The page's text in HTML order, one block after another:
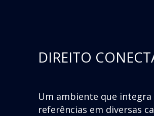
DIREITO
Um ambiente que
referências em diversas